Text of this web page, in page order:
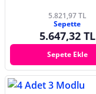
5.821,97 TL
Sepette
5.647,32 TL
Sepete Ekle